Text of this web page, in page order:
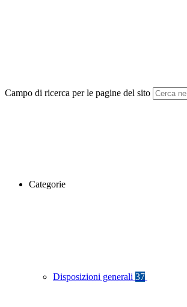
Campo di ricerca per le pagine del sito
Categorie
Disposizioni generali 37